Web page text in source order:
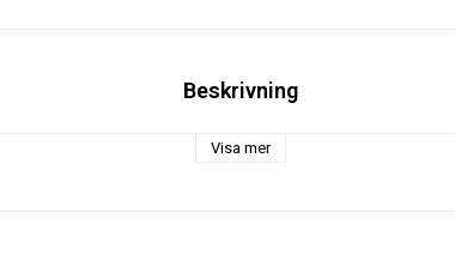
Beskrivning
Visa mer